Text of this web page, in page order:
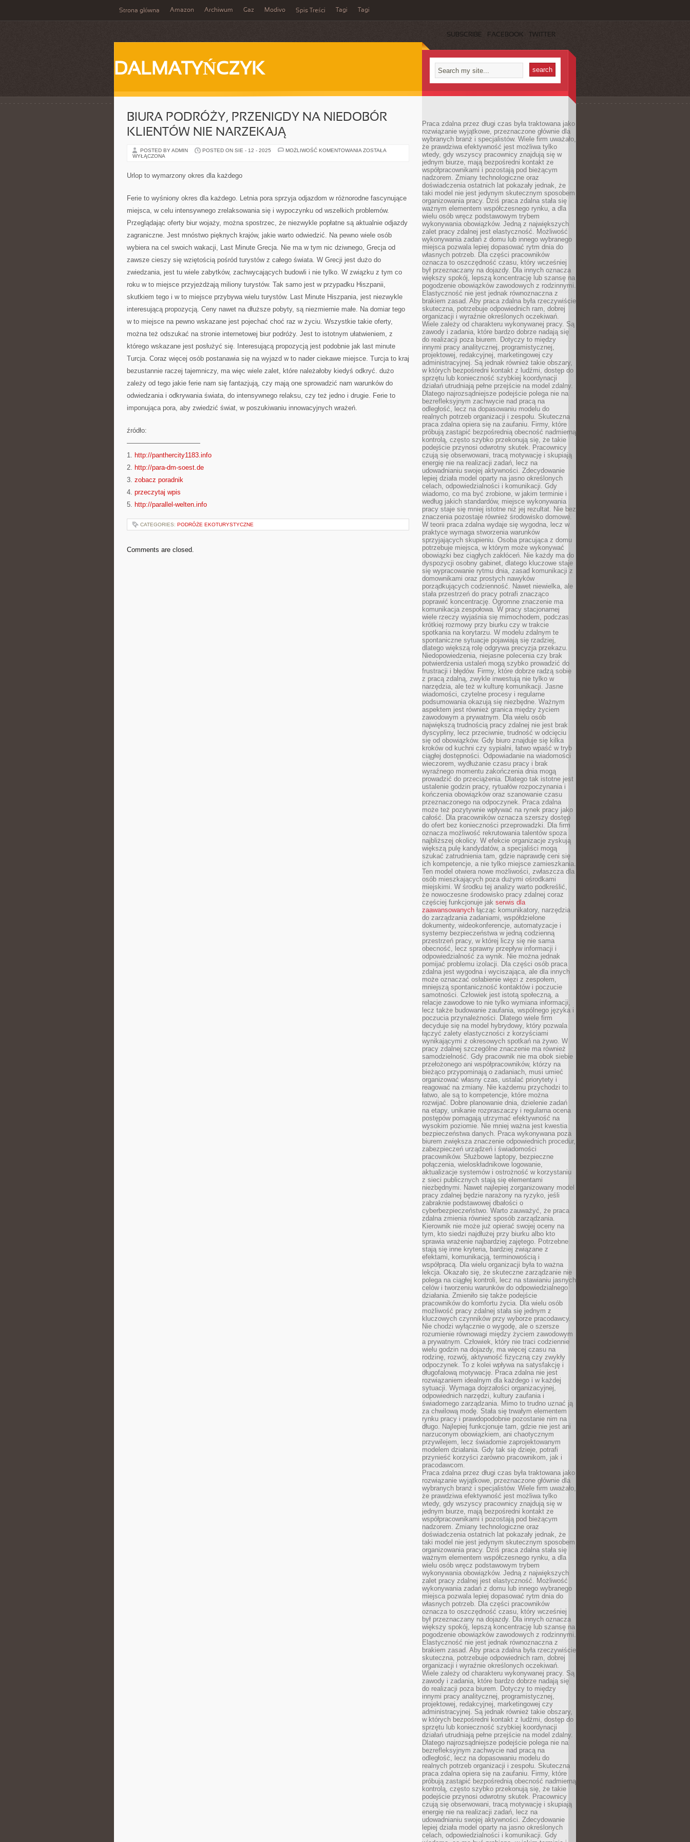
Strona główna Amazon Archiwum Gaz Modivo Spis Treści Tagi Tagi
SUBSCRIBE FACEBOOK TWITTER
DALMATYŃCZYK
BIURA PODRÓŻY, PRZENIGDY NA NIEDOBÓR
KLIENTÓW NIE NARZEKAJĄ
POSTED BY ADMIN POSTED ON SIE - 12 - 2025 MOŻLIWOŚĆ KOMENTOWANIA BIURA
ZOSTAŁA
WYŁĄCZONA
Urlop to wymarzony okres dla każdego
Ferie to wyśniony okres dla każdego. Letnia pora sprzyja odjazdom w różnorodne fascynujące
miejsca, w celu intensywnego zrelaksowania się i wypoczynku od wszelkich problemów.
Przeglądając oferty biur wojaży, można spostrzec, że niezwykle popłatne są aktualnie odjazdy
zagraniczne. Jest mnóstwo pięknych krajów, jakie warto odwiedzić. Na pewno wiele osób
wybiera na cel swoich wakacji, Last Minute Grecja. Nie ma w tym nic dziwnego, Grecja od
zawsze cieszy się wziętością pośród turystów z całego świata. W Grecji jest dużo do
zwiedzania, jest tu wiele zabytków, zachwycających budowli i nie tylko. W związku z tym co
roku w to miejsce przyjeżdżają miliony turystów. Tak samo jest w przypadku Hiszpanii,
skutkiem tego i w to miejsce przybywa wielu turystów. Last Minute Hiszpania, jest niezwykle
interesującą propozycją. Ceny nawet na dłuższe pobyty, są niezmiernie małe. Na domiar tego
w to miejsce na pewno wskazane jest pojechać choć raz w życiu. Wszystkie takie oferty,
można też odszukać na stronie internetowej biur podróży. Jest to istotnym ułatwieniem, z
którego wskazane jest posłużyć się. Interesującą propozycją jest podobnie jak last minute
Turcja. Coraz więcej osób postanawia się na wyjazd w to nader ciekawe miejsce. Turcja to kraj
bezustannie raczej tajemniczy, ma więc wiele zalet, które należałoby kiedyś odkryć. dużo
zależy od tego jakie ferie nam się fantazjują, czy mają one sprowadzić nam warunków do
odwiedzania i odkrywania świata, do intensywnego relaksu, czy też jedno i drugie. Ferie to
imponująca pora, aby zwiedzić świat, w poszukiwaniu innowacyjnych wrażeń.
źródło:
———————————
1. http://panthercity1183.info
2. http://para-dm-soest.de
3. zobacz poradnik
4. przeczytaj wpis
5. http://parallel-welten.info
CATEGORIES: PODRÓŻE EKOTURYSTYCZNE
Comments are closed.
Praca zdalna przez długi czas była traktowana jako
rozwiązanie wyjątkowe, przeznaczone głównie dla
wybranych branż i specjalistów. Wiele firm uważało,
że prawdziwa efektywność jest możliwa tylko
wtedy, gdy wszyscy pracownicy znajdują się w
jednym biurze, mają bezpośredni kontakt ze
współpracownikami i pozostają pod bieżącym
nadzorem. Zmiany technologiczne oraz
doświadczenia ostatnich lat pokazały jednak, że
taki model nie jest jedynym skutecznym sposobem
organizowania pracy. Dziś praca zdalna stała się
ważnym elementem współczesnego rynku, a dla
wielu osób wręcz podstawowym trybem
wykonywania obowiązków. Jedną z największych
zalet pracy zdalnej jest elastyczność. Możliwość
wykonywania zadań z domu lub innego wybranego
miejsca pozwala lepiej dopasować rytm dnia do
własnych potrzeb. Dla części pracowników
oznacza to oszczędność czasu, który wcześniej
był przeznaczany na dojazdy. Dla innych oznacza
większy spokój, lepszą koncentrację lub szansę na
pogodzenie obowiązków zawodowych z rodzinnymi.
Elastyczność nie jest jednak równoznaczna z
brakiem zasad. Aby praca zdalna była rzeczywiście
skuteczna, potrzebuje odpowiednich ram, dobrej
organizacji i wyraźnie określonych oczekiwań.
Wiele zależy od charakteru wykonywanej pracy. Są
zawody i zadania, które bardzo dobrze nadają się
do realizacji poza biurem. Dotyczy to między
innymi pracy analitycznej, programistycznej,
projektowej, redakcyjnej, marketingowej czy
administracyjnej. Są jednak również takie obszary,
w których bezpośredni kontakt z ludźmi, dostęp do
sprzętu lub konieczność szybkiej koordynacji
działań utrudniają pełne przejście na model zdalny.
Dlatego najrozsądniejsze podejście polega nie na
bezrefleksyjnym zachwycie nad pracą na
odległość, lecz na dopasowaniu modelu do
realnych potrzeb organizacji i zespołu. Skuteczna
praca zdalna opiera się na zaufaniu. Firmy, które
próbują zastąpić bezpośrednią obecność nadmierną
kontrolą, często szybko przekonują się, że takie
podejście przynosi odwrotny skutek. Pracownicy
czują się obserwowani, tracą motywację i skupiają
energię nie na realizacji zadań, lecz na
udowadnianiu swojej aktywności. Zdecydowanie
lepiej działa model oparty na jasno określonych
celach, odpowiedzialności i komunikacji. Gdy
wiadomo, co ma być zrobione, w jakim terminie i
według jakich standardów, miejsce wykonywania
pracy staje się mniej istotne niż jej rezultat. Nie bez
znaczenia pozostaje również środowisko domowe.
W teorii praca zdalna wydaje się wygodna, lecz w
praktyce wymaga stworzenia warunków
sprzyjających skupieniu. Osoba pracująca z domu
potrzebuje miejsca, w którym może wykonywać
obowiązki bez ciągłych zakłóceń. Nie każdy ma do
dyspozycji osobny gabinet, dlatego kluczowe staje
się wypracowanie rytmu dnia, zasad komunikacji z
domownikami oraz prostych nawyków
porządkujących codzienność. Nawet niewielka, ale
stała przestrzeń do pracy potrafi znacząco
poprawić koncentrację. Ogromne znaczenie ma
komunikacja zespołowa. W pracy stacjonarnej
wiele rzeczy wyjaśnia się mimochodem, podczas
krótkiej rozmowy przy biurku czy w trakcie
spotkania na korytarzu. W modelu zdalnym te
spontaniczne sytuacje pojawiają się rzadziej,
dlatego większą rolę odgrywa precyzja przekazu.
Niedopowiedzenia, niejasne polecenia czy brak
potwierdzenia ustaleń mogą szybko prowadzić do
frustracji i błędów. Firmy, które dobrze radzą sobie
z pracą zdalną, zwykle inwestują nie tylko w
narzędzia, ale też w kulturę komunikacji. Jasne
wiadomości, czytelne procesy i regularne
podsumowania okazują się niezbędne. Ważnym
aspektem jest również granica między życiem
zawodowym a prywatnym. Dla wielu osób
największą trudnością pracy zdalnej nie jest brak
dyscypliny, lecz przeciwnie, trudność w odcięciu
się od obowiązków. Gdy biuro znajduje się kilka
kroków od kuchni czy sypialni, łatwo wpaść w tryb
ciągłej dostępności. Odpowiadanie na wiadomości
wieczorem, wydłużanie czasu pracy i brak
wyraźnego momentu zakończenia dnia mogą
prowadzić do przeciążenia. Dlatego tak istotne jest
ustalenie godzin pracy, rytuałów rozpoczynania i
kończenia obowiązków oraz szanowanie czasu
przeznaczonego na odpoczynek. Praca zdalna
może też pozytywnie wpływać na rynek pracy jako
całość. Dla pracowników oznacza szerszy dostęp
do ofert bez konieczności przeprowadzki. Dla firm
oznacza możliwość rekrutowania talentów spoza
najbliższej okolicy. W efekcie organizacje zyskują
większą pulę kandydatów, a specjaliści mogą
szukać zatrudnienia tam, gdzie naprawdę ceni się
ich kompetencje, a nie tylko miejsce zamieszkania.
Ten model otwiera nowe możliwości, zwłaszcza dla
osób mieszkających poza dużymi ośrodkami
miejskimi. W środku tej analizy warto podkreślić,
że nowoczesne środowisko pracy zdalnej coraz
częściej funkcjonuje jak serwis dla
zaawansowanych łącząc komunikatory, narzędzia
do zarządzania zadaniami, współdzielone
dokumenty, wideokonferencje, automatyzacje i
systemy bezpieczeństwa w jedną codzienną
przestrzeń pracy, w której liczy się nie sama
obecność, lecz sprawny przepływ informacji i
odpowiedzialność za wynik. Nie można jednak
pomijać problemu izolacji. Dla części osób praca
zdalna jest wygodna i wyciszająca, ale dla innych
może oznaczać osłabienie więzi z zespołem,
mniejszą spontaniczność kontaktów i poczucie
samotności. Człowiek jest istotą społeczną, a
relacje zawodowe to nie tylko wymiana informacji,
lecz także budowanie zaufania, wspólnego języka i
poczucia przynależności. Dlatego wiele firm
decyduje się na model hybrydowy, który pozwala
łączyć zalety elastyczności z korzyściami
wynikającymi z okresowych spotkań na żywo. W
pracy zdalnej szczególne znaczenie ma również
samodzielność. Gdy pracownik nie ma obok siebie
przełożonego ani współpracowników, którzy na
bieżąco przypominają o zadaniach, musi umieć
organizować własny czas, ustalać priorytety i
reagować na zmiany. Nie każdemu przychodzi to
łatwo, ale są to kompetencje, które można
rozwijać. Dobre planowanie dnia, dzielenie zadań
na etapy, unikanie rozpraszaczy i regularna ocena
postępów pomagają utrzymać efektywność na
wysokim poziomie. Nie mniej ważna jest kwestia
bezpieczeństwa danych. Praca wykonywana poza
biurem zwiększa znaczenie odpowiednich procedur,
zabezpieczeń urządzeń i świadomości
pracowników. Służbowe laptopy, bezpieczne
połączenia, wieloskładnikowe logowanie,
aktualizacje systemów i ostrożność w korzystaniu
z sieci publicznych stają się elementami
niezbędnymi. Nawet najlepiej zorganizowany model
pracy zdalnej będzie narażony na ryzyko, jeśli
zabraknie podstawowej dbałości o
cyberbezpieczeństwo. Warto zauważyć, że praca
zdalna zmienia również sposób zarządzania.
Kierownik nie może już opierać swojej oceny na
tym, kto siedzi najdłużej przy biurku albo kto
sprawia wrażenie najbardziej zajętego. Potrzebne
stają się inne kryteria, bardziej związane z
efektami, komunikacją, terminowością i
współpracą. Dla wielu organizacji była to ważna
lekcja. Okazało się, że skuteczne zarządzanie nie
polega na ciągłej kontroli, lecz na stawianiu jasnych
celów i tworzeniu warunków do odpowiedzialnego
działania. Zmieniło się także podejście
pracowników do komfortu życia. Dla wielu osób
możliwość pracy zdalnej stała się jednym z
kluczowych czynników przy wyborze pracodawcy.
Nie chodzi wyłącznie o wygodę, ale o szersze
rozumienie równowagi między życiem zawodowym
a prywatnym. Człowiek, który nie traci codziennie
wielu godzin na dojazdy, ma więcej czasu na
rodzinę, rozwój, aktywność fizyczną czy zwykły
odpoczynek. To z kolei wpływa na satysfakcję i
długofalową motywację. Praca zdalna nie jest
rozwiązaniem idealnym dla każdego i w każdej
sytuacji. Wymaga dojrzałości organizacyjnej,
odpowiednich narzędzi, kultury zaufania i
świadomego zarządzania. Mimo to trudno uznać ją
za chwilową modę. Stała się trwałym elementem
rynku pracy i prawdopodobnie pozostanie nim na
długo. Najlepiej funkcjonuje tam, gdzie nie jest ani
narzuconym obowiązkiem, ani chaotycznym
przywilejem, lecz świadomie zaprojektowanym
modelem działania. Gdy tak się dzieje, potrafi
przynieść korzyści zarówno pracownikom, jak i
pracodawcom.
Praca zdalna przez długi czas była traktowana jako
rozwiązanie wyjątkowe, przeznaczone głównie dla
wybranych branż i specjalistów. Wiele firm uważało,
że prawdziwa efektywność jest możliwa tylko
wtedy, gdy wszyscy pracownicy znajdują się w
jednym biurze, mają bezpośredni kontakt ze
współpracownikami i pozostają pod bieżącym
nadzorem. Zmiany technologiczne oraz
doświadczenia ostatnich lat pokazały jednak, że
taki model nie jest jedynym skutecznym sposobem
organizowania pracy. Dziś praca zdalna stała się
ważnym elementem współczesnego rynku, a dla
wielu osób wręcz podstawowym trybem
wykonywania obowiązków. Jedną z największych
zalet pracy zdalnej jest elastyczność. Możliwość
wykonywania zadań z domu lub innego wybranego
miejsca pozwala lepiej dopasować rytm dnia do
własnych potrzeb. Dla części pracowników
oznacza to oszczędność czasu, który wcześniej
był przeznaczany na dojazdy. Dla innych oznacza
większy spokój, lepszą koncentrację lub szansę na
pogodzenie obowiązków zawodowych z rodzinnymi.
Elastyczność nie jest jednak równoznaczna z
brakiem zasad. Aby praca zdalna była rzeczywiście
skuteczna, potrzebuje odpowiednich ram, dobrej
organizacji i wyraźnie określonych oczekiwań.
Wiele zależy od charakteru wykonywanej pracy. Są
zawody i zadania, które bardzo dobrze nadają się
do realizacji poza biurem. Dotyczy to między
innymi pracy analitycznej, programistycznej,
projektowej, redakcyjnej, marketingowej czy
administracyjnej. Są jednak również takie obszary,
w których bezpośredni kontakt z ludźmi, dostęp do
sprzętu lub konieczność szybkiej koordynacji
działań utrudniają pełne przejście na model zdalny.
Dlatego najrozsądniejsze podejście polega nie na
bezrefleksyjnym zachwycie nad pracą na
odległość, lecz na dopasowaniu modelu do
realnych potrzeb organizacji i zespołu. Skuteczna
praca zdalna opiera się na zaufaniu. Firmy, które
próbują zastąpić bezpośrednią obecność nadmierną
kontrolą, często szybko przekonują się, że takie
podejście przynosi odwrotny skutek. Pracownicy
czują się obserwowani, tracą motywację i skupiają
energię nie na realizacji zadań, lecz na
udowadnianiu swojej aktywności. Zdecydowanie
lepiej działa model oparty na jasno określonych
celach, odpowiedzialności i komunikacji. Gdy